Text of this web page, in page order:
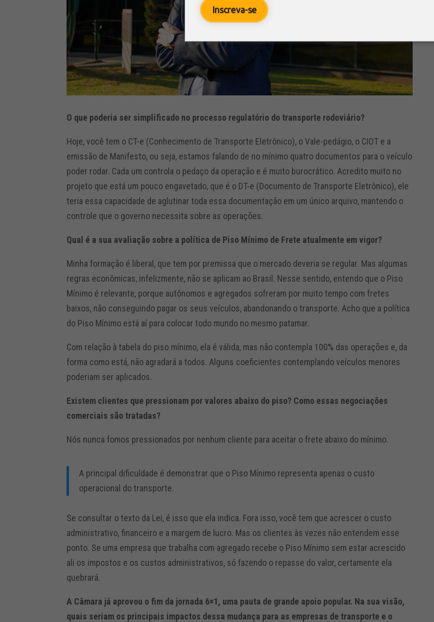
Inscreva-se
O que poderia ser simplificado no processo regulatório do transporte rodoviário?
Hoje, você tem o CT-e (Conhecimento de Transporte Eletrônico), o Vale-pedágio, o CIOT e a
emissão de Manifesto, ou seja, estamos falando de no mínimo quatro documentos para o veículo
poder rodar. Cada um controla o pedaço da operação e é muito burocrático. Acredito muito no
projeto que está um pouco engavetado, que é o DT-e (Documento de Transporte Eletrônico), ele
teria essa capacidade de aglutinar toda essa documentação em um único arquivo, mantendo o
controle que o governo necessita sobre as operações.
Qual é a sua avaliação sobre a política de Piso Mínimo de Frete atualmente em vigor?
Minha formação é liberal, que tem por premissa que o mercado deveria se regular. Mas algumas
regras econômicas, infelizmente, não se aplicam ao Brasil. Nesse sentido, entendo que o Piso
Mínimo é relevante, porque autônomos e agregados sofreram por muito tempo com fretes
baixos, não conseguindo pagar os seus veículos, abandonando o transporte. Acho que a política
do Piso Mínimo está aí para colocar todo mundo no mesmo patamar.
Com relação à tabela do piso mínimo, ela é válida, mas não contempla 100% das operações e, da
forma como está, não agradará a todos. Alguns coeficientes contemplando veículos menores
poderiam ser aplicados.
Existem clientes que pressionam por valores abaixo do piso? Como essas negociações
comerciais são tratadas?
Nós nunca fomos pressionados por nenhum cliente para aceitar o frete abaixo do mínimo.
A principal dificuldade é demonstrar que o Piso Mínimo representa apenas o custo
operacional do transporte.
Se consultar o texto da Lei, é isso que ela indica. Fora isso, você tem que acrescer o custo
administrativo, financeiro e a margem de lucro. Mas os clientes às vezes não entendem esse
ponto. Se uma empresa que trabalha com agregado recebe o Piso Mínimo sem estar acrescido
ali os impostos e os custos administrativos, só fazendo o repasse do valor, certamente ela
quebrará.
A Câmara já aprovou o fim da jornada 6×1, uma pauta de grande apoio popular. Na sua visão,
quais seriam os principais impactos dessa mudança para as empresas de transporte e o